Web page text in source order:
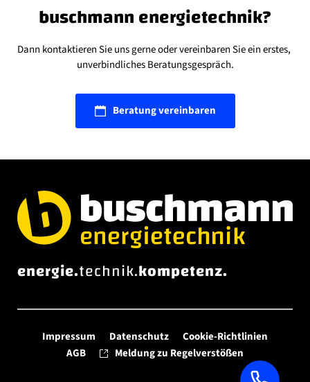
buschmann energietechnik?
Dann kontaktieren Sie uns gerne oder vereinbaren Sie ein erstes,
unverbindliches Beratungsgespräch.
Beratung vereinbaren
energie.technik.kompetenz.
Impressum Datenschutz
Cookie-Richtlinien
AGB
Meldung zu Regelverstößen